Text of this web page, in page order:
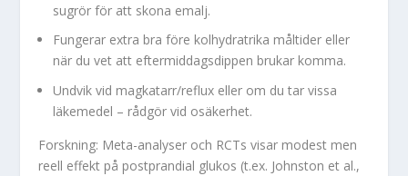
sugrör för att skona emalj.
Fungerar extra bra före kolhydratrika måltider eller
när du vet att eftermiddagsdippen brukar komma.
Undvik vid magkatarr/reflux eller om du tar vissa
läkemedel – rådgör vid osäkerhet.
Forskning: Meta-analyser och RCTs visar modest men
reell effekt på postprandial glukos (t.ex. Johnston et al.,